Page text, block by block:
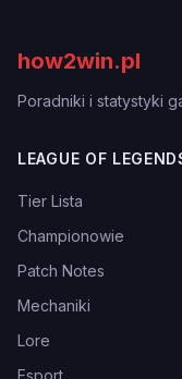
how2win.pl
Poradniki i statystyki
LEAGUE OF
Tier Lista
Championowie
Patch Notes
Mechaniki
Lore
Esport